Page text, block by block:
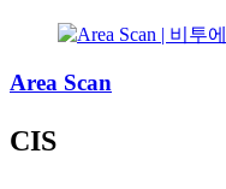
Area Scan
CIS